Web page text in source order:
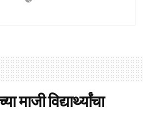
माजी विद्यार्थ्यांचा